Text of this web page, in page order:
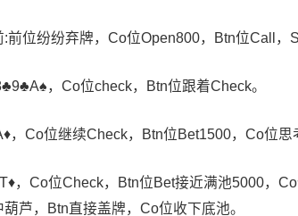
:前位纷纷弃牌，Co位Open800，Btn位Call，
，Co位check，Btn位跟着Check。
，Co位继续Check，Btn位Bet1500，Co位思
，Co位Check，Btn位Bet接近满池5000，
葫芦，Btn直接盖牌，Co位收下底池。